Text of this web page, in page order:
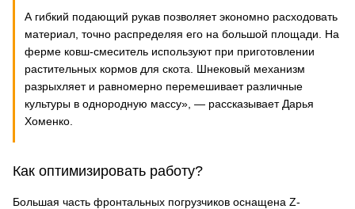
А гибкий подающий рукав позволяет экономно расходовать
материал, точно распределяя его на большой площади. На
ферме ковш-смеситель используют при приготовлении
растительных кормов для скота. Шнековый механизм
разрыхляет и равномерно перемешивает различные
культуры в однородную массу», — рассказывает Дарья
Хоменко.
Как оптимизировать работу?
Большая часть фронтальных погрузчиков оснащена Z-